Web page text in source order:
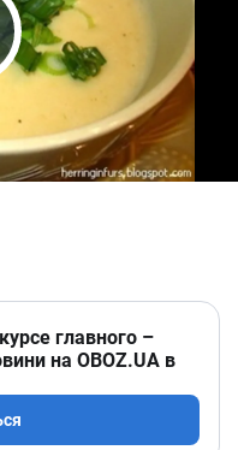
Video
главного –
на OBOZ.UA в